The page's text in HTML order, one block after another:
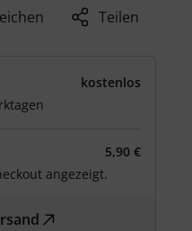
Teilen
kostenlos
5,90 €
angezeigt.